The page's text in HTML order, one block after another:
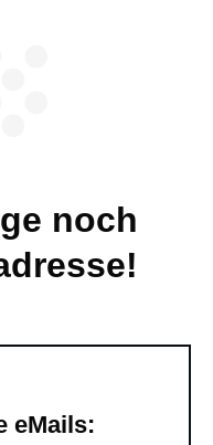
noch
eMails: